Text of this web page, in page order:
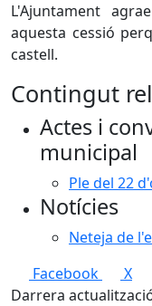
L'Ajuntament
aquesta cessió
castell.
Contingut
Actes i
municipal
Ple del 22
Notícies
Neteja de
Facebook
X
Darrera